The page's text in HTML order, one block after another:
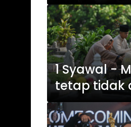
1 Syawal -
tetap tidak